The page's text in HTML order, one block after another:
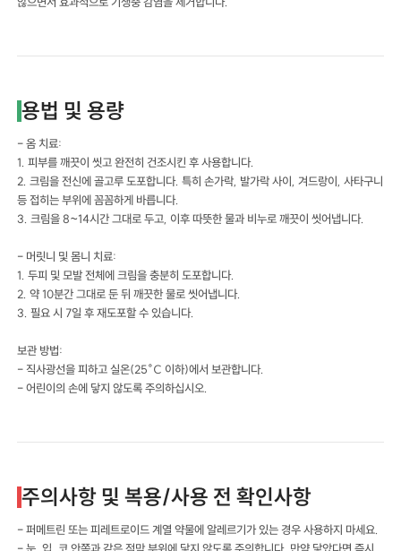
용법 및 용량
- 옴 치료:
1. 피부를 깨끗이 씻고 완전히 건조시킨 후 사용합니다.
2. 크림을 전신에 골고루 도포합니다. 특히 손가락, 발가락 사이, 겨드랑이, 사타구니
등 접히는 부위에 꼼꼼하게 바릅니다.
3. 크림을 8~14시간 그대로 두고, 이후 따뜻한 물과 비누로 깨끗이 씻어냅니다.
- 머릿니 및 몸니 치료:
1. 두피 및 모발 전체에 크림을 충분히 도포합니다.
2. 약 10분간 그대로 둔 뒤 깨끗한 물로 씻어냅니다.
3. 필요 시 7일 후 재도포할 수 있습니다.
보관 방법:
- 직사광선을 피하고 실온(25°C 이하)에서 보관합니다.
- 어린이의 손에 닿지 않도록 주의하십시오.
주의사항 및 복용/사용 전 확인사항
- 퍼메트린 또는 피레트로이드 계열 약물에 알레르기가 있는 경우 사용하지 마세요.